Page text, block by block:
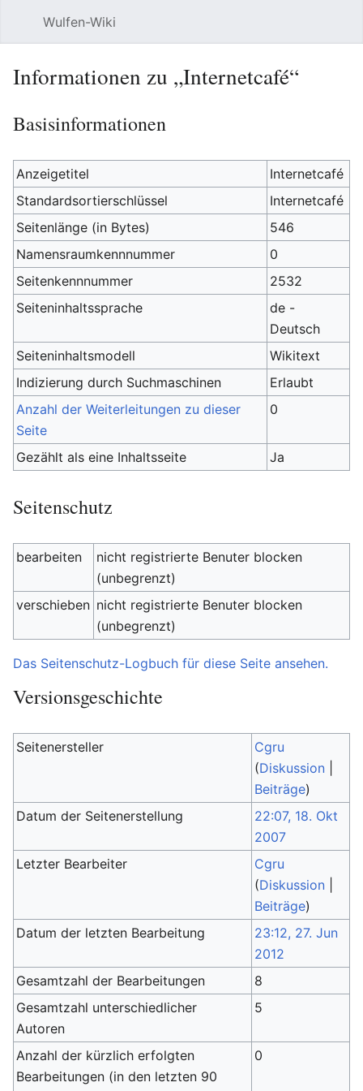
Wulfen-Wiki
Informationen zu „Internetcafé“
Basisinformationen
Anzeigetitel
Internetcafé
Standardsortierschlüssel
Internetcafé
Seitenlänge (in Bytes)
546
Namensraumkennnummer
0
Seitenkennnummer
2532
Seiteninhaltssprache
de -
Deutsch
Seiteninhaltsmodell
Wikitext
Indizierung durch Suchmaschinen
Erlaubt
Anzahl der Weiterleitungen zu dieser
Seite
0
Gezählt als eine Inhaltsseite Ja
Seitenschutz
bearbeiten
nicht registrierte Benuter blocken
(unbegrenzt)
verschieben nicht registrierte Benuter blocken
(unbegrenzt)
Das Seitenschutz-Logbuch für diese Seite ansehen.
Versionsgeschichte
Seitenersteller
Cgru
(Diskussion
Beiträge)
Datum der Seitenerstellung
22:07, 18. Okt
2007
Letzter Bearbeiter
Cgru
(Diskussion
Beiträge)
Datum der letzten Bearbeitung
23:12, 27. Jun
2012
Gesamtzahl der Bearbeitungen
8
Gesamtzahl unterschiedlicher
Autoren
5
Anzahl der kürzlich erfolgten
Bearbeitungen (in den letzten 90
0